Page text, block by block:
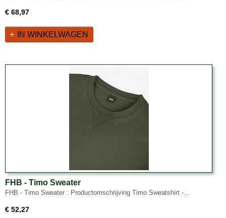
€ 68,97
IN WINKELWAGEN
FHB - Timo Sweater
FHB - Timo Sweater : Productomschrijving Timo Sweatshirt -…
€ 52,27